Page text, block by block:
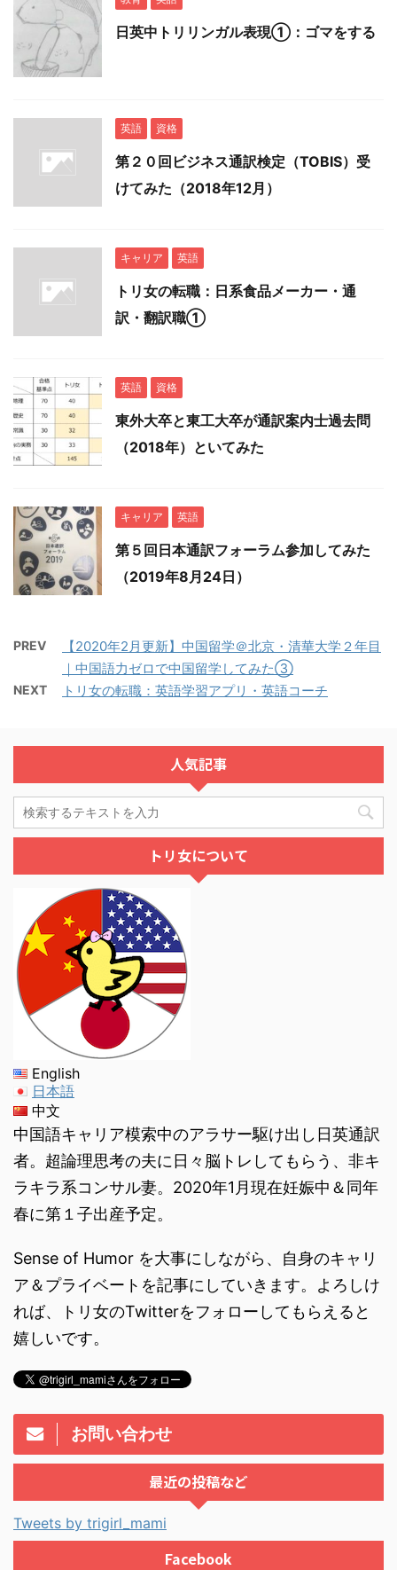
日英中トリリンガル表現①：ゴマをする
英語 資格
第２０回ビジネス通訳検定（TOBIS）受
けてみた（2018年12月）
キャリア 英語
トリ女の転職：日系食品メーカー・通
訳・翻訳職①
英語 資格
東外大卒と東工大卒が通訳案内士過去問
（2018年）といてみた
キャリア 英語
第５回日本通訳フォーラム参加してみた
（2019年8月24日）
PREV
【2020年2月更新】中国留学＠北京・清華大学２年目
｜中国語力ゼロで中国留学してみた③
NEXT トリ女の転職：英語学習アプリ・英語コーチ
人気記事
トリ女について
English
日本語
中文
中国語キャリア模索中のアラサー駆け出し日英通訳
者。超論理思考の夫に日々脳トレしてもらう、非キ
ラキラ系コンサル妻。2020年1月現在妊娠中＆同年
春に第１子出産予定。
Sense of Humor を大事にしながら、自身のキャリ
ア＆プライベートを記事にしていきます。よろしけ
れば、トリ女のTwitterをフォローしてもらえると
嬉しいです。
お問い合わせ
最近の投稿など
Tweets by trigirl_mami
Facebook